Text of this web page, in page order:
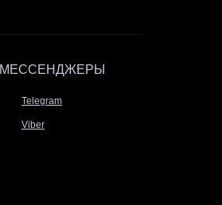
МЕССЕНДЖЕРЫ
Telegram
Viber